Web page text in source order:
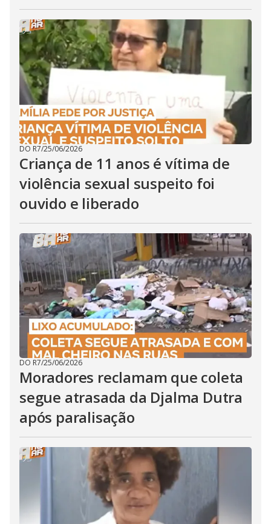
DO R7/25/06/2026
Criança de 11 anos é vítima de
violência sexual suspeito foi
ouvido e liberado
DO R7/25/06/2026
Moradores reclamam que coleta
segue atrasada da Djalma Dutra
após paralisação